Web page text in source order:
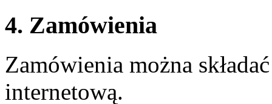
4. Zamówienia
Zamówienia można
internetową.